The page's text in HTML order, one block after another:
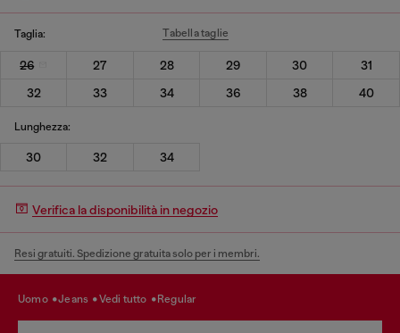
Taglia: Tabella taglie
26 27 28 29 30
31
32
33 34 36 38 40
Lunghezza:
30 32 34
Verifica la disponibilità in negozio
Resi gratuiti. Spedizione gratuita solo per i membri.
uomo jeans vedi tutto regular